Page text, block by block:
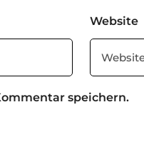
Website
speichern.